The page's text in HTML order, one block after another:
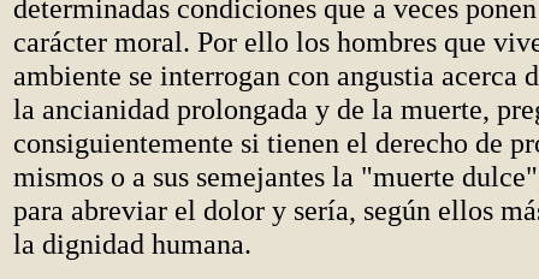
determinadas condiciones que a veces
carácter moral. Por ello los hombres que
ambiente se interrogan con angustia acerca
la ancianidad prolongada y de la muerte,
consiguientemente si tienen el derecho de
mismos o a sus semejantes la "muerte
para abreviar el dolor y sería, según ellos
la dignidad humana.